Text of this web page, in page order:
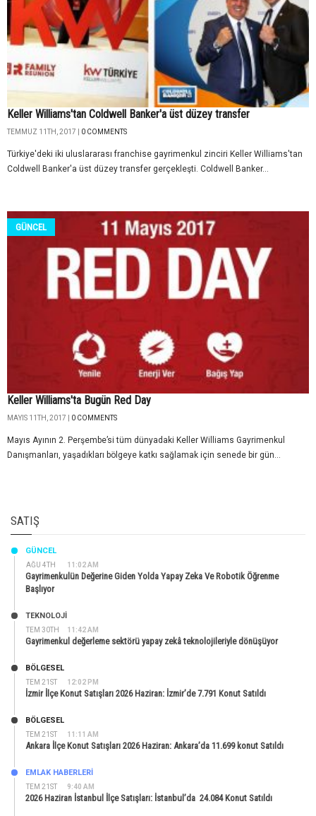
Keller Williams'tan Coldwell Banker'a üst düzey transfer
TEMMUZ 11TH, 2017 | 0 COMMENTS
Türkiye'deki iki uluslararası franchise gayrimenkul zinciri Keller Williams'tan
Coldwell Banker'a üst düzey transfer gerçekleşti. Coldwell Banker...
GÜNCEL
Keller Williams'ta Bugün Red Day
MAYIS 11TH, 2017 | 0 COMMENTS
Mayıs Ayının 2. Perşembe’si tüm dünyadaki Keller Williams Gayrimenkul
Danışmanları, yaşadıkları bölgeye katkı sağlamak için senede bir gün...
SATIŞ
AĞU 4TH 11:02 AM
GÜNCEL
Gayrimenkulün Değerine Giden Yolda Yapay Zeka Ve Robotik Öğrenme
Başlıyor
TEM 30TH 11:42 AM
TEKNOLOJİ
Gayrimenkul değerleme sektörü yapay zekâ teknolojileriyle dönüşüyor
TEM 21ST 12:02 PM
BÖLGESEL
İzmir İlçe Konut Satışları 2026 Haziran: İzmir’de 7.791 Konut Satıldı
TEM 21ST 11:11 AM
BÖLGESEL
Ankara İlçe Konut Satışları 2026 Haziran: Ankara’da 11.699 konut Satıldı
TEM 21ST 9:40 AM
EMLAK HABERLERI
2026 Haziran İstanbul İlçe Satışları: İstanbul’da 24.084 Konut Satıldı